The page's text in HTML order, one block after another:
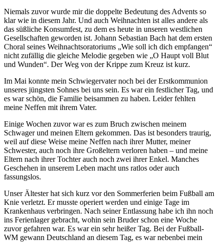
Niemals zuvor wurde mir die doppelte Bedeutung des Advents so
klar wie in diesem Jahr. Und auch Weihnachten ist alles andere als
das süßliche Konsumfest, zu dem es heute in unseren westlichen
Gesellschaften geworden ist. Johann Sebastian Bach hat dem ersten
Choral seines Weihnachtsoratoriums „Wie soll ich dich empfangen“
nicht zufällig die gleiche Melodie gegeben wie „O Haupt voll Blut
und Wunden“. Der Weg von der Krippe zum Kreuz ist kurz.
Im Mai konnte mein Schwiegervater noch bei der Erstkommunion
unseres jüngsten Sohnes bei uns sein. Es war ein festlicher Tag, und
es war schön, die Familie beisammen zu haben. Leider fehlten
meine Neffen mit ihrem Vater.
Einige Wochen zuvor war es zum Bruch zwischen meinem
Schwager und meinen Eltern gekommen. Das ist besonders traurig,
weil auf diese Weise meine Neffen nach ihrer Mutter, meiner
Schwester, auch noch ihre Großeltern verloren haben – und meine
Eltern nach ihrer Tochter auch noch zwei ihrer Enkel. Manches
Geschehen in unserem Leben macht uns ratlos oder auch
fassungslos.
Unser Ältester hat sich kurz vor den Sommerferien beim Fußball am
Knie verletzt. Er musste operiert werden und einige Tage im
Krankenhaus verbringen. Nach seiner Entlassung habe ich ihn noch
ins Ferienlager gebracht, wohin sein Bruder schon eine Woche
zuvor gefahren war. Es war ein sehr heißer Tag. Bei der Fußball-
WM gewann Deutschland an diesem Tag, es war nebenbei mein